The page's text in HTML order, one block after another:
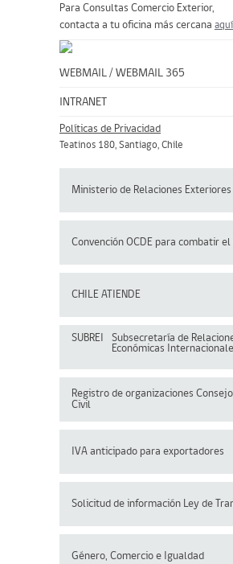
Para Consultas Comercio Exterior,
contacta a tu oficina más cercana aquí
WEBMAIL / WEBMAIL 365
INTRANET
Políticas de Privacidad
Teatinos 180, Santiago, Chile
Ministerio de Relaciones Exteriores
Convención OCDE para combatir el
CHILE ATIENDE
SUBREI
Subsecretaría de
Económicas
Registro de organizaciones
Civil
IVA anticipado para exportadores
Solicitud de información Ley de
Género, Comercio e Igualdad